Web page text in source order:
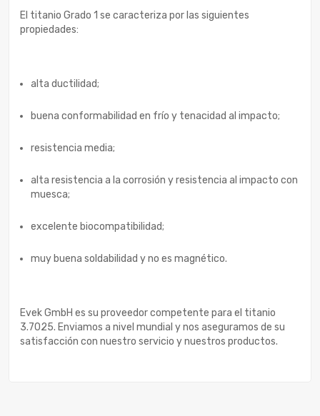
El titanio Grado 1 se caracteriza por las siguientes
propiedades:
alta ductilidad;
buena conformabilidad en frío y tenacidad al impacto;
resistencia media;
alta resistencia a la corrosión y resistencia al impacto con
muesca;
excelente biocompatibilidad;
muy buena soldabilidad y no es magnético.
Evek GmbH es su proveedor competente para el titanio
3.7025. Enviamos a nivel mundial y nos aseguramos de su
satisfacción con nuestro servicio y nuestros productos.